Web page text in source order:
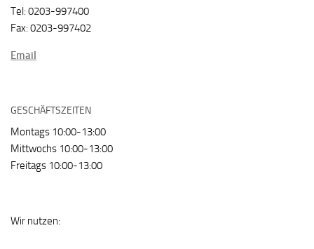
Tel: 0203-997400
Fax: 0203-997402
Email
GESCHÄFTSZEITEN
Montags 10:00-13:00
Mittwochs 10:00-13:00
Freitags 10:00-13:00
Wir nutzen: